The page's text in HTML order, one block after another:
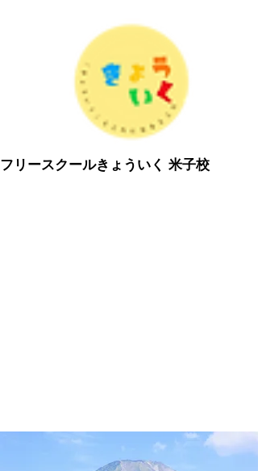
​フリースクールきょういく 米子校